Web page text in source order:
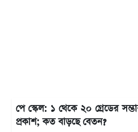
পে স্কেল: ১ থেকে ২০ গ্রেডের
প্রকাশ; কত বাড়ছে বেতন?